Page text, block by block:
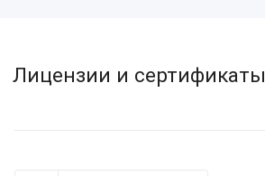
Лицензии и сертификаты